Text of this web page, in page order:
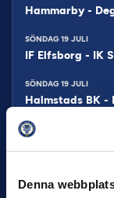
Denna
Hammarby-
SÖNDAG 19 JULI
IF Elfsborg - IK
SÖNDAG 19 JULI
Halmstads BK -
MÅNDAG 20 JULI
Kalmar FF-